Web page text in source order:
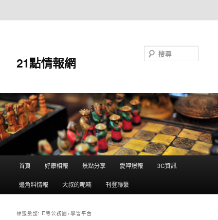
21點情報網
首頁 好康相報 景點分享 愛呷爆報 3C資訊
邊角料情報 大叔的呢喃 刊登聯繫
標籤彙整: E等公務園+學習平台